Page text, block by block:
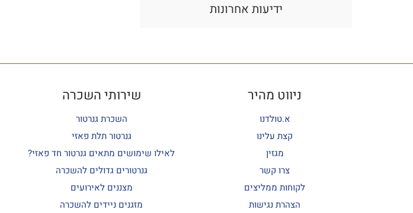
ידיעות אחרונות
ניווט מהיר
א.טולדנו
קצת עלינו
מגזין
צרו קשר
לקוחות ממליצים
הצהרת נגישות
שירותי השכרה
השכרת גנרטור
גנרטור תלת פאזי
לאילו שימושים מתאים גנרטור חד פאזי?
גנרטורים גדולים להשכרה
מצננים לאירועים
מזגנים ניידים להשכרה